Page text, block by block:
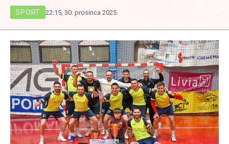
SPORT 22:15, 30. prosinca 2025.